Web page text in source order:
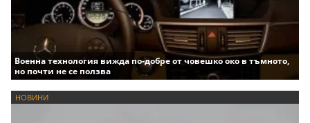
Военна технология вижда по-добре от човешко око в тъмното,
но почти не се ползва
НОВИНИ